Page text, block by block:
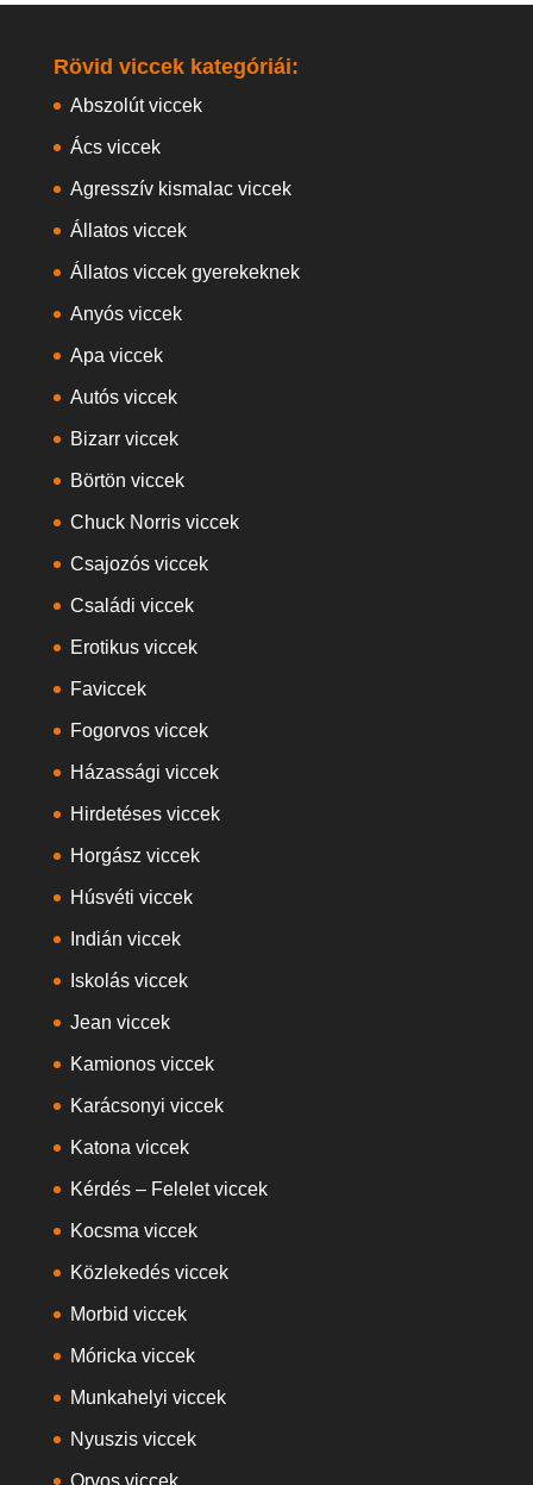
Rövid viccek kategóriái:
Abszolút viccek
Ács viccek
Agresszív kismalac viccek
Állatos viccek
Állatos viccek gyerekeknek
Anyós viccek
Apa viccek
Autós viccek
Bizarr viccek
Börtön viccek
Chuck Norris viccek
Csajozós viccek
Családi viccek
Erotikus viccek
Faviccek
Fogorvos viccek
Házassági viccek
Hirdetéses viccek
Horgász viccek
Húsvéti viccek
Indián viccek
Iskolás viccek
Jean viccek
Kamionos viccek
Karácsonyi viccek
Katona viccek
Kérdés – Felelet viccek
Kocsma viccek
Közlekedés viccek
Morbid viccek
Móricka viccek
Munkahelyi viccek
Nyuszis viccek
Orvos viccek